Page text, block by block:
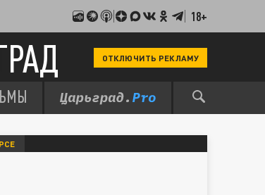
18+
ОТКЛЮЧИТЬ РЕКЛАМУ